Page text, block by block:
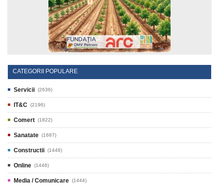
CATEGORII POPULARE
Servicii (2636)
IT&C (2196)
Comert (1822)
Sanatate (1687)
Constructii (1448)
Online (1446)
Media / Comunicare (1444)